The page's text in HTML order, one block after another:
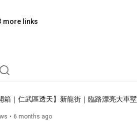
more links
6 months ago